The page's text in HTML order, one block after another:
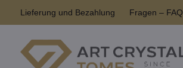
Lieferung und Bezahlung Fragen – FAQ